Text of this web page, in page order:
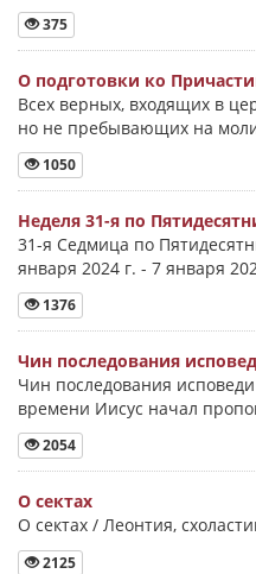
375
О подготовки ко
Всех верных, входящих в
но не пребывающих на
1050
Неделя 31-я по
31-я Седмица по
января 2024 г. - 7 января
1376
Чин последования
Чин последования
времени Иисус начал
2054
О сектах
О сектах / Леонтия,
2125